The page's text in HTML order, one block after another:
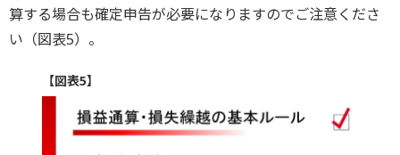
算する場合も確定申告が必要になりますのでご注意くださ
い（図表5）。
【図表5】